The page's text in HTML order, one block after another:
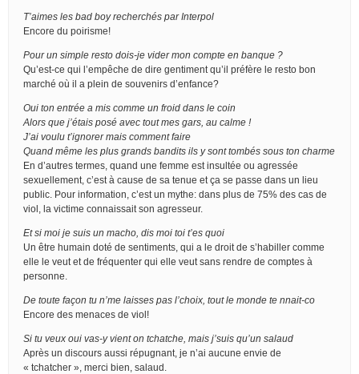
T’aimes les bad boy recherchés par Interpol
Encore du poirisme!
Pour un simple resto dois-je vider mon compte en banque ?
Qu’est-ce qui l’empêche de dire gentiment qu’il préfère le resto bon
marché où il a plein de souvenirs d’enfance?
Oui ton entrée a mis comme un froid dans le coin
Alors que j’étais posé avec tout mes gars, au calme !
J’ai voulu t’ignorer mais comment faire
Quand même les plus grands bandits ils y sont tombés sous ton charme
En d’autres termes, quand une femme est insultée ou agressée
sexuellement, c’est à cause de sa tenue et ça se passe dans un lieu
public. Pour information, c’est un mythe: dans plus de 75% des cas de
viol, la victime connaissait son agresseur.
Et si moi je suis un macho, dis moi toi t’es quoi
Un être humain doté de sentiments, qui a le droit de s’habiller comme
elle le veut et de fréquenter qui elle veut sans rendre de comptes à
personne.
De toute façon tu n’me laisses pas l’choix, tout le monde te nnait-co
Encore des menaces de viol!
Si tu veux oui vas-y vient on tchatche, mais j’suis qu’un salaud
Après un discours aussi répugnant, je n’ai aucune envie de
« tchatcher », merci bien, salaud.